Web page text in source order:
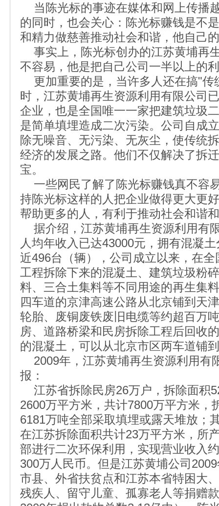
当陈光标的事迹在媒体和网上传播
的同时，也会关心：陈光标赚钱是不
和精力做慈善推动社会和谐，他自己
事实上，陈光标创办的江苏黄埔再
不容易，他是把自己公司一半以上的
更加重要的是，当许多人还在搞"传
时，江苏黄埔再生资源利用有限公司
企业，也是全国唯一一家把建筑垃圾
是简单填埋造成二次污染。公司自成
除无噪音、无污染、无灰尘，使传统
经济的发展之路。他们不仅解决了拆
宝。
一些网民了解了陈光标赚钱真不容
持陈光标这样的人把企业做得更大更
帮助更多的人，有利于推动社会和谐
据介绍，江苏黄埔再生资源利用有
人均年收入已达43000元，拥有混凝
近496台（辆），公司成立以来，在
工程拆除下来的混凝土、建筑垃圾粉
料、三合土集料等不同用途的再生集
四车道的京津高速公路从北京铺到天
轮胎、废铜废铁废旧电缆等约超百万
房、道路桥梁和民房拆除工程后回收
的混凝土，可以从北京市区两车道铺
2009年，江苏黄埔再生资源利用有
报：
江苏省拆除民房26万户，拆除面积
2600万平方米，共计7800万平方米，
6181万吨全部采取填埋或露天堆放；
在江苏拆除面积共计23万平方米，所
部进行二次环保利用，实现营业收入
300万人民币。但是江苏黄埔公司
市县、外省扶贫点和江苏本省特困大
残疾人、留守儿童、孤寡老人等捐赠